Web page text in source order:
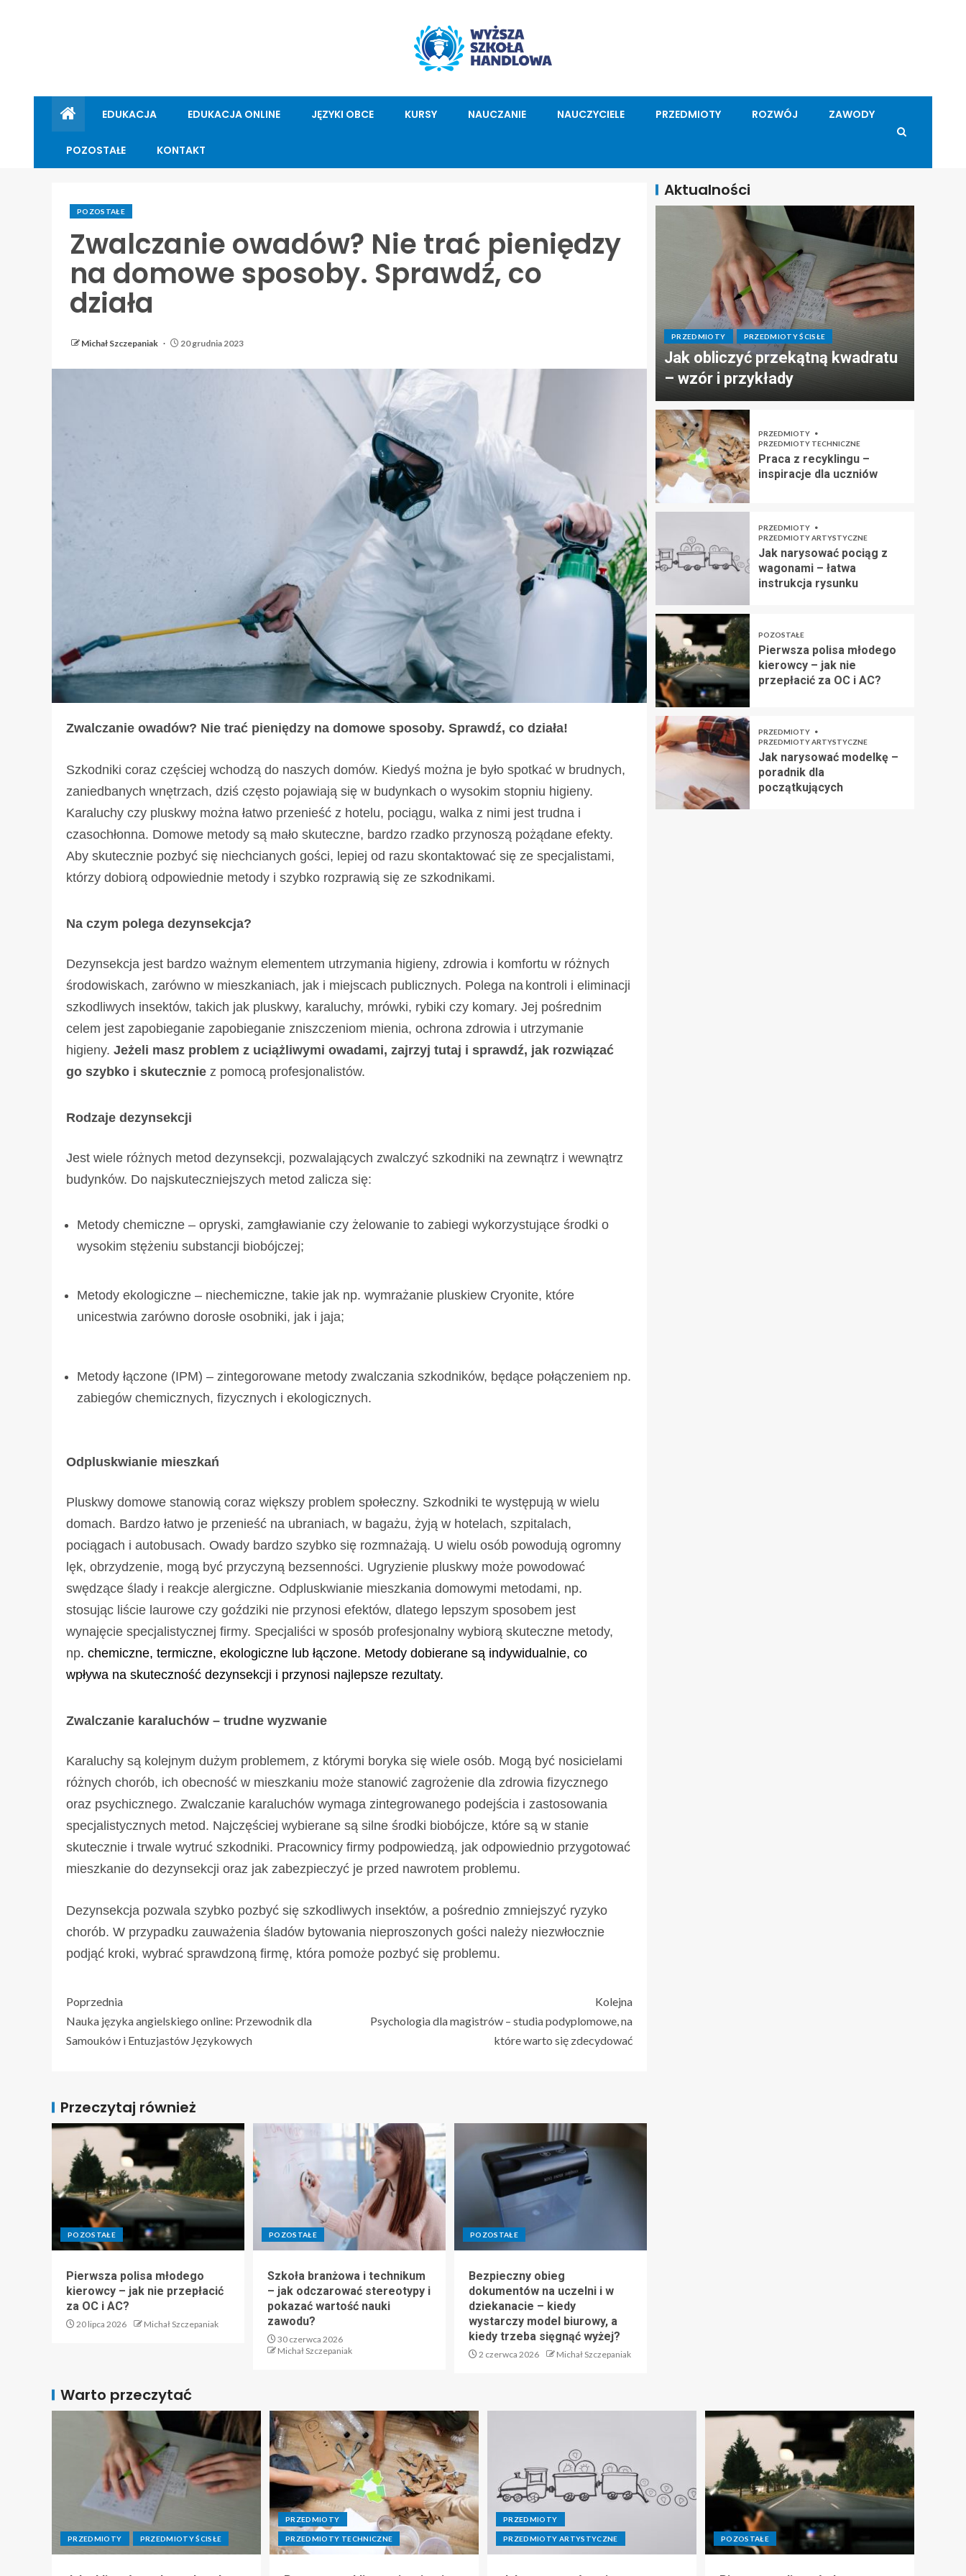
EDUKACJA EDUKACJA ONLINE JĘZYKI OBCE KURSY NAUCZANIE NAUCZYCIELE PRZEDMIOTY ROZWÓJ ZAWODY
POZOSTAŁE KONTAKT
POZOSTAŁE
Zwalczanie owadów? Nie trać pieniędzy
na domowe sposoby. Sprawdź, co
działa
Michał Szczepaniak 20 grudnia 2023
Zwalczanie owadów? Nie trać pieniędzy na domowe sposoby. Sprawdź, co działa!
Szkodniki coraz częściej wchodzą do naszych domów. Kiedyś można je było spotkać w brudnych,
zaniedbanych wnętrzach, dziś często pojawiają się w budynkach o wysokim stopniu higieny.
Karaluchy czy pluskwy można łatwo przenieść z hotelu, pociągu, walka z nimi jest trudna i
czasochłonna. Domowe metody są mało skuteczne, bardzo rzadko przynoszą pożądane efekty.
Aby skutecznie pozbyć się niechcianych gości, lepiej od razu skontaktować się ze specjalistami,
którzy dobiorą odpowiednie metody i szybko rozprawią się ze szkodnikami.
Na czym polega dezynsekcja?
Dezynsekcja jest bardzo ważnym elementem utrzymania higieny, zdrowia i komfortu w różnych
środowiskach, zarówno w mieszkaniach, jak i miejscach publicznych. Polega na kontroli i eliminacji
szkodliwych insektów, takich jak pluskwy, karaluchy, mrówki, rybiki czy komary. Jej pośrednim
celem jest zapobieganie zapobieganie zniszczeniom mienia, ochrona zdrowia i utrzymanie
higieny. Jeżeli masz problem z uciążliwymi owadami, zajrzyj tutaj i sprawdź, jak rozwiązać
go szybko i skutecznie z pomocą profesjonalistów.
Rodzaje dezynsekcji
Jest wiele różnych metod dezynsekcji, pozwalających zwalczyć szkodniki na zewnątrz i wewnątrz
budynków. Do najskuteczniejszych metod zalicza się:
Metody chemiczne – opryski, zamgławianie czy żelowanie to zabiegi wykorzystujące środki o
wysokim stężeniu substancji biobójczej;
Metody ekologiczne – niechemiczne, takie jak np. wymrażanie pluskiew Cryonite, które
unicestwia zarówno dorosłe osobniki, jak i jaja;
Metody łączone (IPM) – zintegorowane metody zwalczania szkodników, będące połączeniem np.
zabiegów chemicznych, fizycznych i ekologicznych.
Odpluskwianie mieszkań
Pluskwy domowe stanowią coraz większy problem społeczny. Szkodniki te występują w wielu
domach. Bardzo łatwo je przenieść na ubraniach, w bagażu, żyją w hotelach, szpitalach,
pociągach i autobusach. Owady bardzo szybko się rozmnażają. U wielu osób powodują ogromny
lęk, obrzydzenie, mogą być przyczyną bezsenności. Ugryzienie pluskwy może powodować
swędzące ślady i reakcje alergiczne. Odpluskwianie mieszkania domowymi metodami, np.
stosując liście laurowe czy goździki nie przynosi efektów, dlatego lepszym sposobem jest
wynajęcie specjalistycznej firmy. Specjaliści w sposób profesjonalny wybiorą skuteczne metody,
np. chemiczne, termiczne, ekologiczne lub łączone. Metody dobierane są indywidualnie, co
wpływa na skuteczność dezynsekcji i przynosi najlepsze rezultaty.
Zwalczanie karaluchów – trudne wyzwanie
Karaluchy są kolejnym dużym problemem, z którymi boryka się wiele osób. Mogą być nosicielami
różnych chorób, ich obecność w mieszkaniu może stanowić zagrożenie dla zdrowia fizycznego
oraz psychicznego. Zwalczanie karaluchów wymaga zintegrowanego podejścia i zastosowania
specjalistycznych metod. Najczęściej wybierane są silne środki biobójcze, które są w stanie
skutecznie i trwale wytruć szkodniki. Pracownicy firmy podpowiedzą, jak odpowiednio przygotować
mieszkanie do dezynsekcji oraz jak zabezpieczyć je przed nawrotem problemu.
Dezynsekcja pozwala szybko pozbyć się szkodliwych insektów, a pośrednio zmniejszyć ryzyko
chorób. W przypadku zauważenia śladów bytowania nieproszonych gości należy niezwłocznie
podjąć kroki, wybrać sprawdzoną firmę, która pomoże pozbyć się problemu.
Poprzednia
Nauka języka angielskiego online: Przewodnik dla
Samouków i Entuzjastów Językowych
Kolejna
Psychologia dla magistrów – studia podyplomowe, na
które warto się zdecydować
Przeczytaj również
POZOSTAŁE
Pierwsza polisa młodego
kierowcy – jak nie przepłacić
za OC i AC?
20 lipca 2026 Michał Szczepaniak
POZOSTAŁE
Szkoła branżowa i technikum
– jak odczarować stereotypy i
pokazać wartość nauki
zawodu?
30 czerwca 2026
Michał Szczepaniak
POZOSTAŁE
Bezpieczny obieg
dokumentów na uczelni i w
dziekanacie – kiedy
wystarczy model biurowy, a
kiedy trzeba sięgnąć wyżej?
2 czerwca 2026 Michał Szczepaniak
Aktualności
PRZEDMIOTY PRZEDMIOTY ŚCISŁE
Jak obliczyć przekątną kwadratu
– wzór i przykłady
PRZEDMIOTY
PRZEDMIOTY TECHNICZNE
Praca z recyklingu –
inspiracje dla uczniów
PRZEDMIOTY
PRZEDMIOTY ARTYSTYCZNE
Jak narysować pociąg z
wagonami – łatwa
instrukcja rysunku
POZOSTAŁE
Pierwsza polisa młodego
kierowcy – jak nie
przepłacić za OC i AC?
PRZEDMIOTY
PRZEDMIOTY ARTYSTYCZNE
Jak narysować modelkę –
poradnik dla
początkujących
Warto przeczytać
PRZEDMIOTY PRZEDMIOTY ŚCISŁE
PRZEDMIOTY
PRZEDMIOTY TECHNICZNE
PRZEDMIOTY
PRZEDMIOTY ARTYSTYCZNE POZOSTAŁE